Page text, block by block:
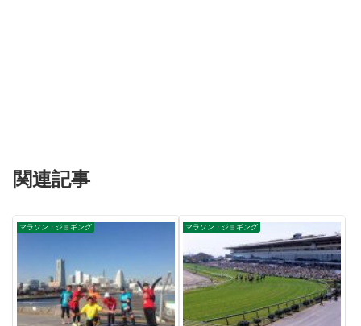
関連記事
マラソン・ジョギング マラソン・ジョギング